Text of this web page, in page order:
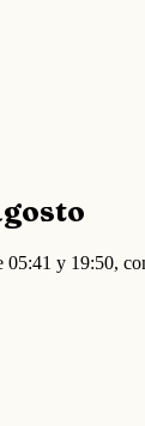
y 19:50,